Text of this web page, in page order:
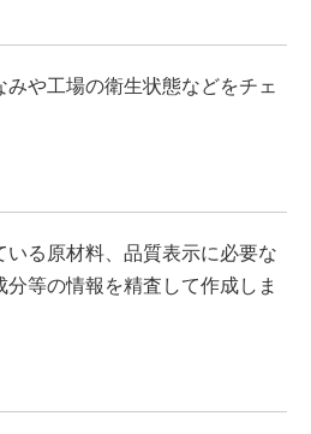
や工場の衛生状態などをチェ
る原材料、品質表示に必要な
等の情報を精査して作成しま